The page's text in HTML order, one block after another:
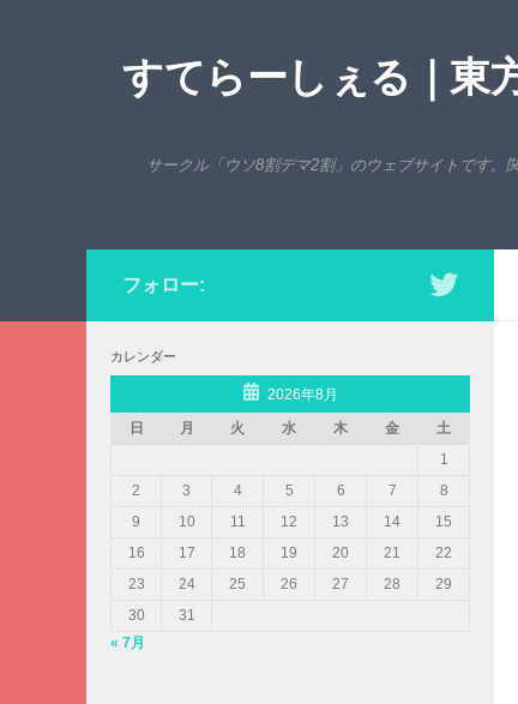
すてらーしぇる｜東
サークル「ウソ8割デマ2割」のウェブサイトです。
フォロー:
カレンダー
2026年8月
日
月 火 水 木 金
土
1
2
3 4 5 6 7
8
9
10 11 12 13 14
15
16
17 18 19 20 21
22
23
24 25 26 27 28
29
30
31
« 7月